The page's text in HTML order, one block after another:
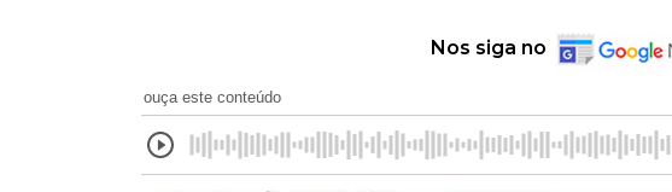
Nos siga no
ouça este conteúdo